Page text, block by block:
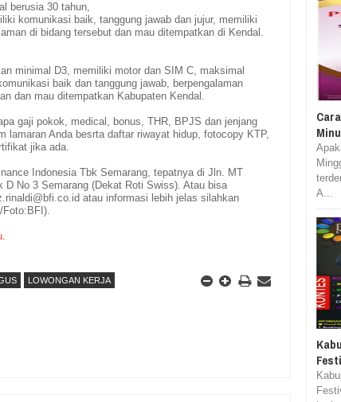
berusia 30 tahun,
komunikasi baik, tanggung jawab dan jujur, memiliki
di bidang tersebut dan mau ditempatkan di Kendal.
minimal D3, memiliki motor dan SIM C, maksimal
baik dan tanggung jawab, berpengalaman
dan mau ditempatkan Kabupaten Kendal.
gaji pokok, medical, bonus, THR, BPJS dan jenjang
lamaran Anda besrta daftar riwayat hidup, fotocopy KTP,
jika ada.
Indonesia Tbk Semarang, tepatnya di Jln. MT
D No 3 Semarang (Dekat Roti Swiss). Atau bisa
atau informasi lebih jelas silahkan
Foto:BFI).
LOWONGAN KERJA
A...